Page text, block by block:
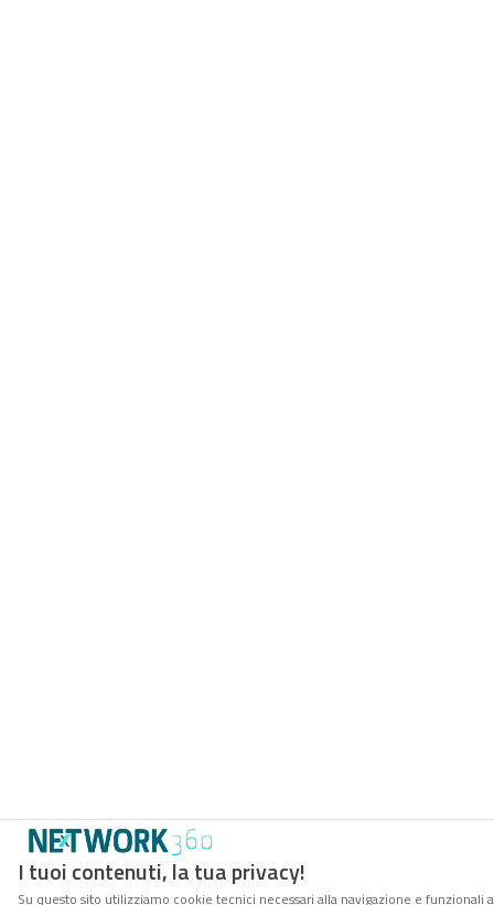
I tuoi contenuti, la tua privacy!
Su questo sito utilizziamo cookie tecnici necessari alla navigazione e